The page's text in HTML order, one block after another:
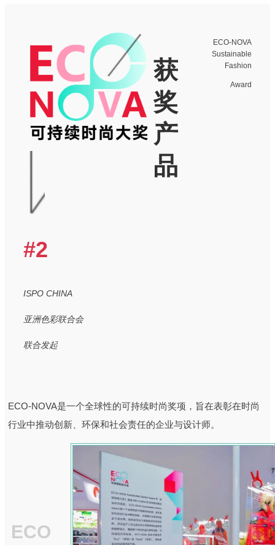
#2
ISPO CHINA
亚洲色彩联合会
联合发起
获
奖
产
品
ECO-NOVA
Sustainable
Fashion
Award
ECO-NOVA是一个全球性的可持续时尚奖项，旨在表彰在时尚
行业中推动创新、环保和社会责任的企业与设计师。
ECO